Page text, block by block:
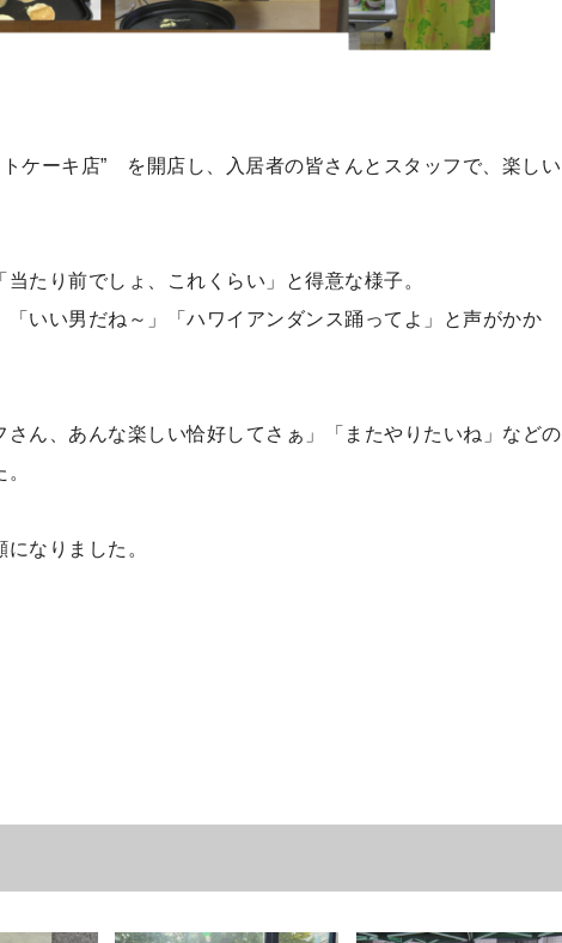
ケーキ店” を開店し、入居者の皆さんとスタッフで、楽しい
たり前でしょ、これくらい」と得意な様子。
いい男だね～」「ハワイアンダンス踊ってよ」と声がかか
ん、あんな楽しい恰好してさぁ」「またやりたいね」などの
なりました。